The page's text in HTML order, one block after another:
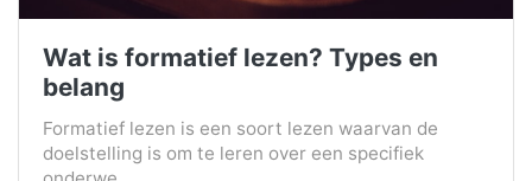
Wat is formatief lezen? Types en
belang
Formatief lezen is een soort lezen waarvan de
doelstelling is om te leren over een specifiek